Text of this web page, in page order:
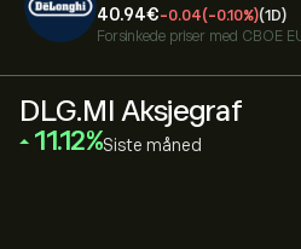
40.94‎€‎-0.04(-0.10%)(1D)
Forsinkede priser med CBOE
DLG.MI Aksjegraf
‎11.12‎ Siste måned